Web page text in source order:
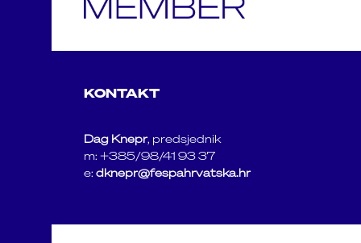
KONTAKT
Dag Knepr, predsjednik
m: +385/98/41 93 37
e: dknepr@fespahrvatska.hr